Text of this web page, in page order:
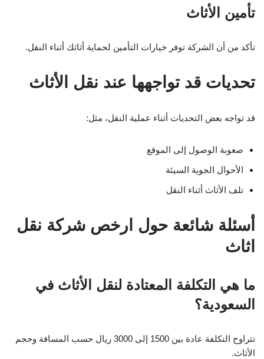
تأمين الأثاث
تأكد من أن الشركة توفر خيارات التأمين لحماية أثاثك أثناء النقل.
تحديات قد تواجهها عند نقل الأثاث
قد تواجه بعض التحديات أثناء عملية النقل، مثل:
صعوبة الوصول إلى الموقع
الأحوال الجوية السيئة
تلف الأثاث أثناء النقل
أسئلة شائعة حول ارخص شركة نقل
اثاث
ما هي التكلفة المعتادة لنقل الأثاث في
السعودية؟
تتراوح التكلفة عادة بين 1500 إلى 3000 ريال حسب المسافة وحجم
الأثاث.